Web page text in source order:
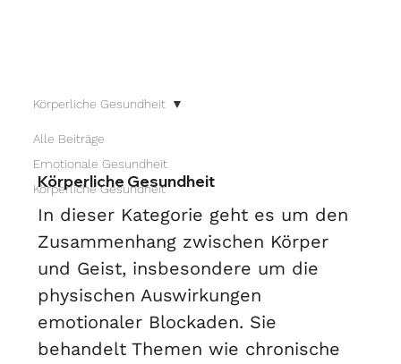
Alle Beiträge
Emotionale Gesundheit
Körperliche Gesundheit
Körperliche Gesundheit
Körperliche Gesundheit
In dieser Kategorie geht es um den
Zusammenhang zwischen Körper
und Geist, insbesondere um die
physischen Auswirkungen
emotionaler Blockaden. Sie
behandelt Themen wie chronische